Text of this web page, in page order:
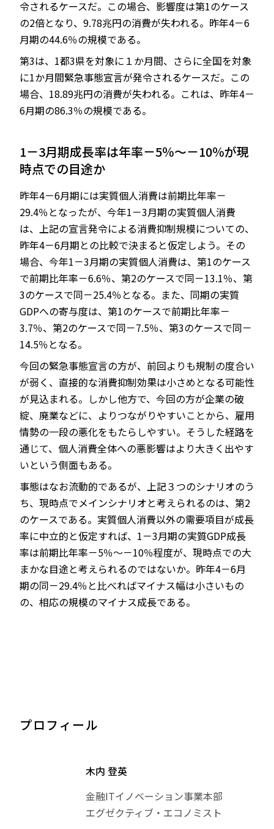
令されるケースだ。この場合、影響度は第1のケース
の2倍となり、9.78兆円の消費が失われる。昨年4－6
月期の44.6％の規模である。
第3は、1都3県を対象に１か月間、さらに全国を対象
に1か月間緊急事態宣言が発令されるケースだ。この
場合、18.89兆円の消費が失われる。これは、昨年4－
6月期の86.3％の規模である。
1－3月期成長率は年率－5％～－10％が現
時点での目途か
昨年4－6月期には実質個人消費は前期比年率－
29.4％となったが、今年1－3月期の実質個人消費
は、上記の宣言発令による消費抑制規模についての、
昨年4－6月期との比較で決まると仮定しよう。その
場合、今年1－3月期の実質個人消費は、第1のケース
で前期比年率－6.6％、第2のケースで同－13.1％、第
3のケースで同－25.4％となる。また、同期の実質
GDPへの寄与度は、第1のケースで前期比年率－
3.7％、第2のケースで同－7.5％、第3のケースで同－
14.5％となる。
今回の緊急事態宣言の方が、前回よりも規制の度合い
が弱く、直接的な消費抑制効果は小さめとなる可能性
が見込まれる。しかし他方で、今回の方が企業の破
綻、廃業などに、よりつながりやすいことから、雇用
情勢の一段の悪化をもたらしやすい。そうした経路を
通じて、個人消費全体への悪影響はより大きく出やす
いという側面もある。
事態はなお流動的であるが、上記３つのシナリオのう
ち、現時点でメインシナリオと考えられるのは、第2
のケースである。実質個人消費以外の需要項目が成長
率に中立的と仮定すれば、1－3月期の実質GDP成長
率は前期比年率－5％～－10％程度が、現時点での大
まかな目途と考えられるのではないか。昨年4－6月
期の同－29.4％と比べればマイナス幅は小さいもの
の、相応の規模のマイナス成長である。
プロフィール
木内 登英
金融ITイノベーション事業本部
エグゼクティブ・エコノミスト